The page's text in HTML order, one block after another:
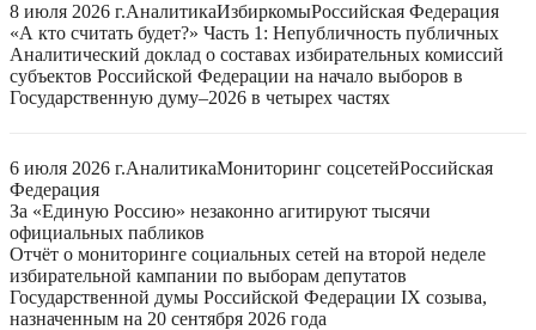
8 июля 2026 г.АналитикаИзбиркомыРоссийская Федерация
«А кто считать будет?» Часть 1: Непубличность публичных
Аналитический доклад о составах избирательных комиссий
субъектов Российской Федерации на начало выборов в
Государственную думу–2026 в четырех частях
6 июля 2026 г.АналитикаМониторинг соцсетейРоссийская
Федерация
За «Единую Россию» незаконно агитируют тысячи
официальных пабликов
Отчёт о мониторинге социальных сетей на второй неделе
избирательной кампании по выборам депутатов
Государственной думы Российской Федерации IX созыва,
назначенным на 20 сентября 2026 года